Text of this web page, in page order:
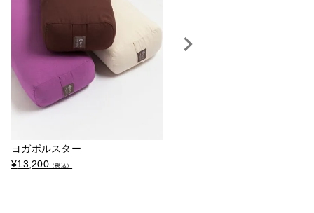
ヨガボルスター
¥13,200（税込）